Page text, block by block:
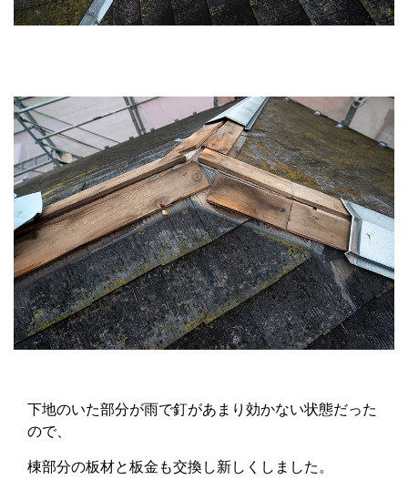
下地のいた部分が雨で釘があまり効かない状態だった
ので、
棟部分の板材と板金も交換し新しくしました。